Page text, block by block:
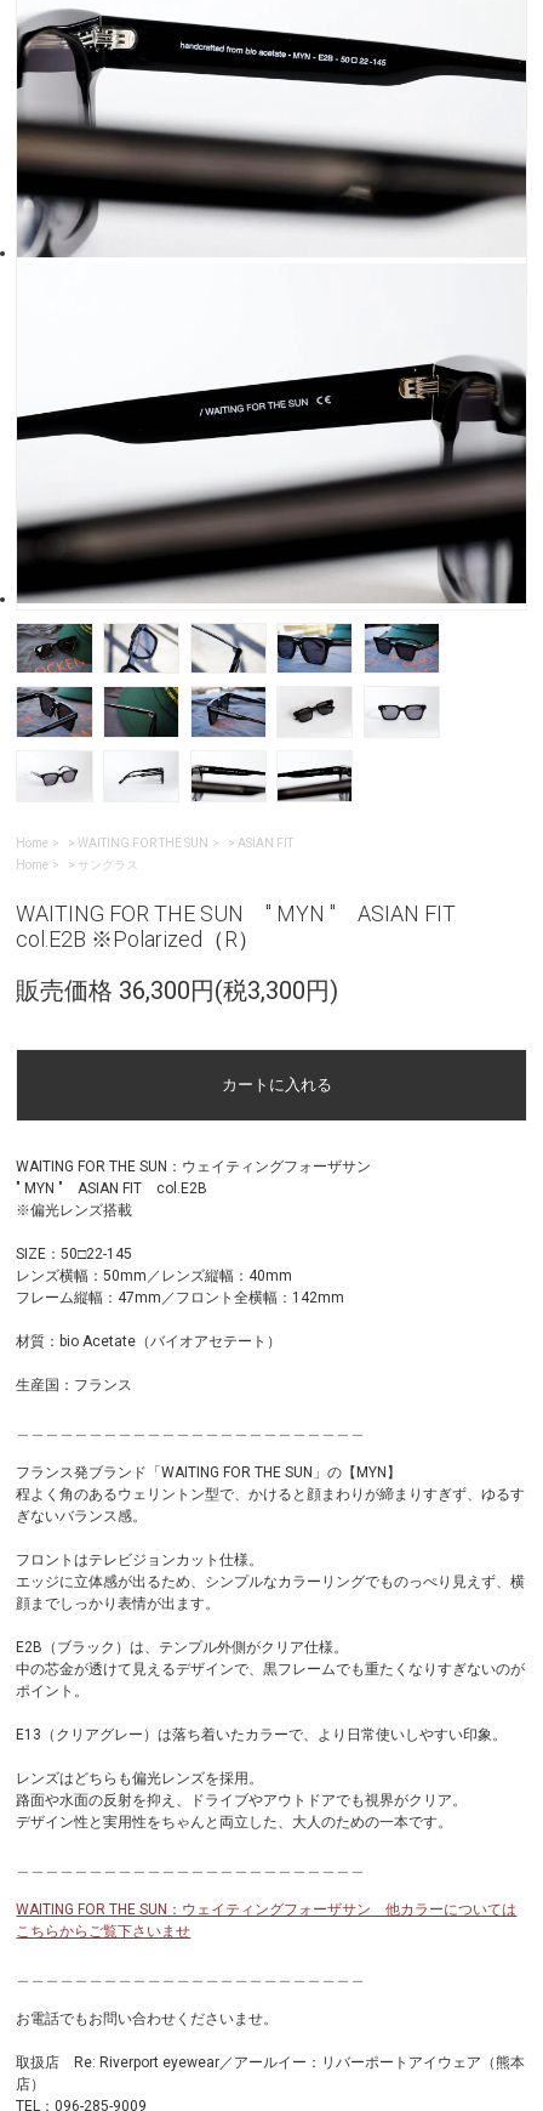
Home >WAITING FOR THE SUN > ASIAN FIT
Home
> サングラス
WAITING FOR THE SUN " MYN " ASIAN FIT
col.E2B ※Polarized（R）
販売価格 36,300円(税3,300円)
WAITING FOR THE SUN：ウェイティングフォーザサン
" MYN " ASIAN FIT col.E2B
※偏光レンズ搭載
SIZE：50□22-145
レンズ横幅：50mm／レンズ縦幅：40mm
フレーム縦幅：47mm／フロント全横幅：142mm
材質：bio Acetate（バイオアセテート）
生産国：フランス
フランス発ブランド「WAITING FOR THE SUN」の【MYN】
程よく角のあるウェリントン型で、かけると顔まわりが締まりすぎず、ゆるす
ぎないバランス感。
フロントはテレビジョンカット仕様。
エッジに立体感が出るため、シンプルなカラーリングでものっぺり見えず、横
顔までしっかり表情が出ます。
E2B（ブラック）は、テンプル外側がクリア仕様。
中の芯金が透けて見えるデザインで、黒フレームでも重たくなりすぎないのが
ポイント。
E13（クリアグレー）は落ち着いたカラーで、より日常使いしやすい印象。
レンズはどちらも偏光レンズを採用。
路面や水面の反射を抑え、ドライブやアウトドアでも視界がクリア。
デザイン性と実用性をちゃんと両立した、大人のための一本です。
WAITING FOR THE SUN：ウェイティングフォーザサン 他カラーについては
こちらからご覧下さいませ
お電話でもお問い合わせくださいませ。
取扱店 Re: Riverport eyewear／アールイー：リバーポートアイウェア（熊本
店）
TEL：096-285-9009